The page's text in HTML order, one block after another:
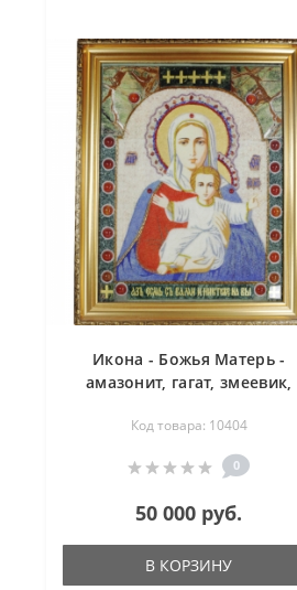
Икона - Божья Матерь -
амазонит, гагат, змеевик,
флюорит, халцедон, чароит,
янтарь, яшма
Код товара: 10404
0
50 000 руб.
В КОРЗИНУ